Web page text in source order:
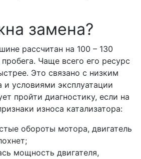
замена?
рассчитан на 100 – 130
Чаще всего его ресурс
Это связано с низким
и условиями эксплуатации
пройти диагностику, если на
износа катализатора:
обороты мотора, двигатель
мощность двигателя,